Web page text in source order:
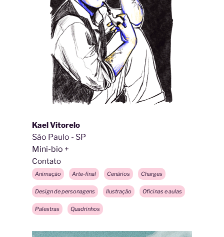
Kael Vitorelo
São Paulo - SP
Mini-bio
Contato
Animação Arte-final Cenários Charges
Design de personagens Ilustração Oficinas e aulas
Palestras Quadrinhos